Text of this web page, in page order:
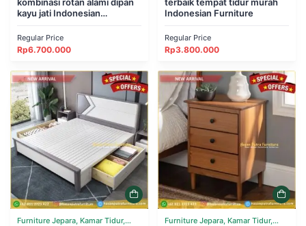
kayu jati Indonesian
Regular Price
Rp6.700.000
Indonesian Furniture
Regular Price
Rp3.800.000
Furniture Jepara, Kamar Tidur,
Furniture Jepara, Kamar Tidur,